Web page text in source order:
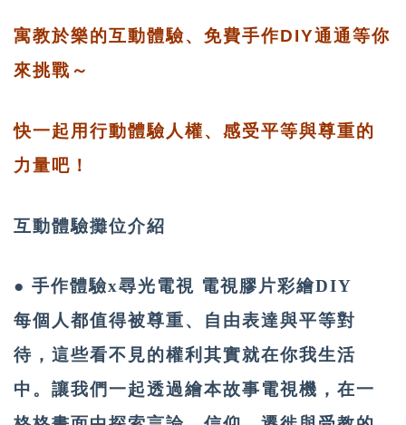
寓教於樂的互動體驗、免費手作DIY通通等你
來挑戰～
快一起用行動體驗人權、感受平等與尊重的
力量吧！
互動體驗攤位介紹
● 手作體驗x尋光電視 電視膠片彩繪DIY
每個人都值得被尊重、自由表達與平等對
待，這些看不見的權利其實就在你我生活
中。讓我們一起透過繪本故事電視機，在一